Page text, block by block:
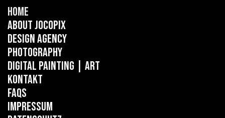
Home
About Jocopix
Design Agency
Photography
Digital Painting | ART
Kontakt
FAQs
Impressum